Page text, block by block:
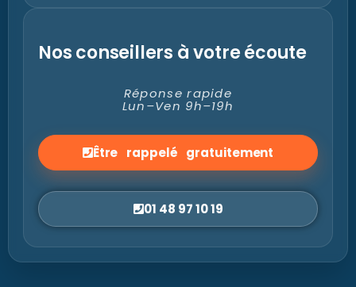
Nos conseillers à votre écoute
Réponse rapide
Lun–Ven 9h–19h
Être rappelé gratuitement
01 48 97 10 19